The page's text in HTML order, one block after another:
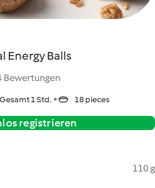
Energy Balls
Bewertungen
Gesamt 1 Std. 18 pieces
registrieren
110 g